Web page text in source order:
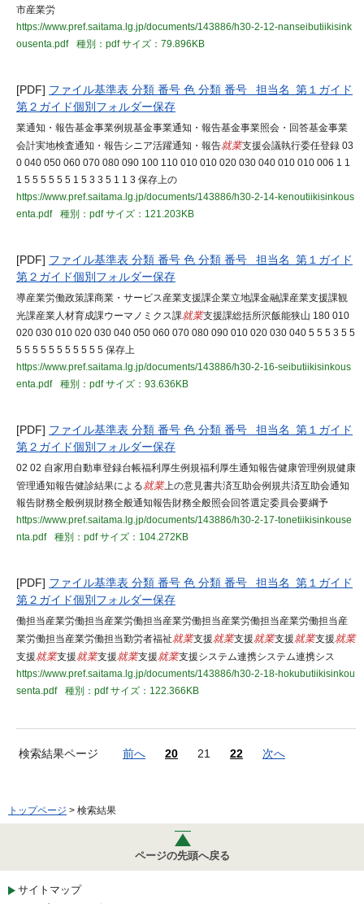
市産業労
https://www.pref.saitama.lg.jp/documents/143886/h30-2-12-nanseibutiikisink
ousenta.pdf
種別：pdfサイズ：79.896KB
[PDF] ファイル基準表 分類 番号 色 分類 番号 担当名 第１ガイド
第２ガイド個別フォルダー保存
業通知・報告基金事業例規基金事業通知・報告基金事業照会・回答基金事業
会計実地検査通知・報告シニア活躍通知・報告就業支援会議執行委任登録 03
0 040 050 060 070 080 090 100 110 010 010 020 030 040 010 010 006 1 1
1 5 5 5 5 5 5 1 5 3 3 5 1 1 3 保存上の
https://www.pref.saitama.lg.jp/documents/143886/h30-2-14-kenoutiikisinkous
enta.pdf
種別：pdfサイズ：121.203KB
[PDF] ファイル基準表 分類 番号 色 分類 番号 担当名 第１ガイド
第２ガイド個別フォルダー保存
導産業労働政策課商業・サービス産業支援課企業立地課金融課産業支援課観
光課産業人材育成課ウーマノミクス課就業支援課総括所沢飯能狭山 180 010
020 030 010 020 030 040 050 060 070 080 090 010 020 030 040 5 5 5 3 5 5
5 5 5 5 5 5 5 5 5 5 5 保存上
https://www.pref.saitama.lg.jp/documents/143886/h30-2-16-seibutiikisinkous
enta.pdf
種別：pdfサイズ：93.636KB
[PDF] ファイル基準表 分類 番号 色 分類 番号 担当名 第１ガイド
第２ガイド個別フォルダー保存
02 02 自家用自動車登録台帳福利厚生例規福利厚生通知報告健康管理例規健康
管理通知報告健診結果による就業上の意見書共済互助会例規共済互助会通知
報告財務全般例規財務全般通知報告財務全般照会回答選定委員会要綱予
https://www.pref.saitama.lg.jp/documents/143886/h30-2-17-tonetiikisinkouse
nta.pdf
種別：pdfサイズ：104.272KB
[PDF] ファイル基準表 分類 番号 色 分類 番号 担当名 第１ガイド
第２ガイド個別フォルダー保存
働担当産業労働担当産業労働担当産業労働担当産業労働担当産業労働担当産
業労働担当産業労働担当勤労者福祉就業支援就業支援就業支援就業支援就業
支援就業支援就業支援就業支援就業支援システム連携システム連携シス
https://www.pref.saitama.lg.jp/documents/143886/h30-2-18-hokubutiikisinkou
senta.pdf
種別：pdfサイズ：122.366KB
検索結果ページ 前へ 20 21 22 次へ
トップページ > 検索結果
ページの先頭へ戻る
サイトマップ